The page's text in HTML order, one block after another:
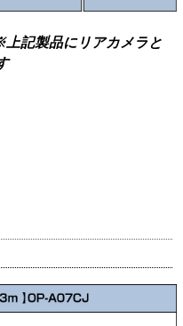
記製品にリアカメラと